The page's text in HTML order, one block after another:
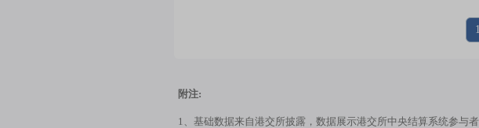
1
附注:
1、基础数据来自港交所披露，数据展示港交所中央结算系统参与